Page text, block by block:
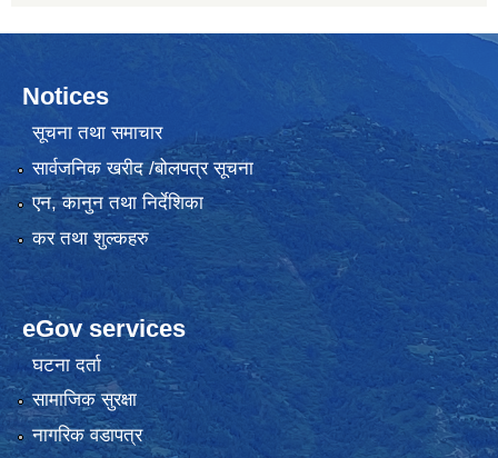
Notices
सूचना तथा समाचार
सार्वजनिक खरीद /बोलपत्र सूचना
एन, कानुन तथा निर्देशिका
कर तथा शुल्कहरु
eGov services
घटना दर्ता
सामाजिक सुरक्षा
नागरिक वडापत्र